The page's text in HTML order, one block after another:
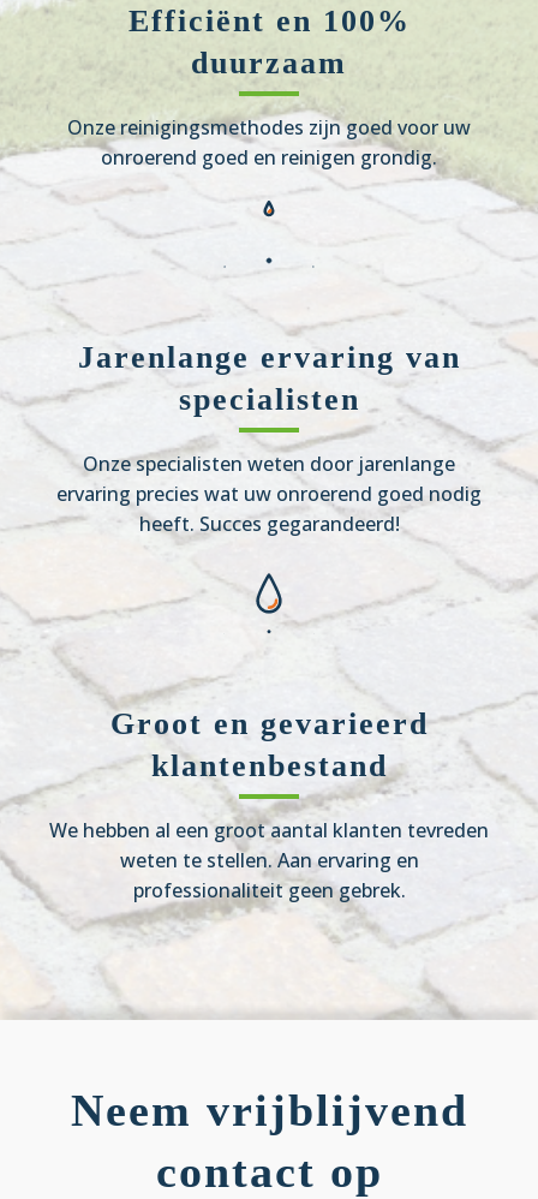
Efficiënt en 100%
duurzaam
Onze reinigingsmethodes zijn goed voor uw
onroerend goed en reinigen grondig.
Jarenlange ervaring van
specialisten
Onze specialisten weten door jarenlange
ervaring precies wat uw onroerend goed nodig
heeft. Succes gegarandeerd!
Groot en gevarieerd
klantenbestand
We hebben al een groot aantal klanten tevreden
weten te stellen. Aan ervaring en
professionaliteit geen gebrek.
Neem vrijblijvend
contact op